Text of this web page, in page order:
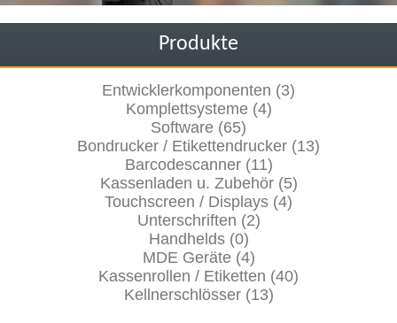
Produkte
Entwicklerkomponenten (3)
Komplettsysteme (4)
Software (65)
Bondrucker / Etikettendrucker (13)
Barcodescanner (11)
Kassenladen u. Zubehör (5)
Touchscreen / Displays (4)
Unterschriften (2)
Handhelds (0)
MDE Geräte (4)
Kassenrollen / Etiketten (40)
Kellnerschlösser (13)